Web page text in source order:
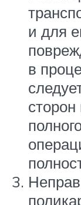
и для
в